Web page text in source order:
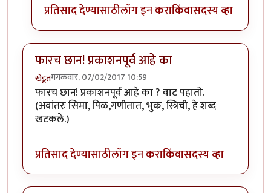
प्रतिसाद देण्यासाठीलॉग इन कराकिंवासदस्य व्हा
फारच छान! प्रकाशनपूर्व आहे का
खेडूतमंगळवार, 07/02/2017 10:59
फारच छान! प्रकाशनपूर्व आहे का ? वाट पहातो.
(अवांतरः सिमा, पिळ,गणीतात, भुक, स्त्रिची, हे शब्द
खटकले.)
प्रतिसाद देण्यासाठीलॉग इन कराकिंवासदस्य व्हा